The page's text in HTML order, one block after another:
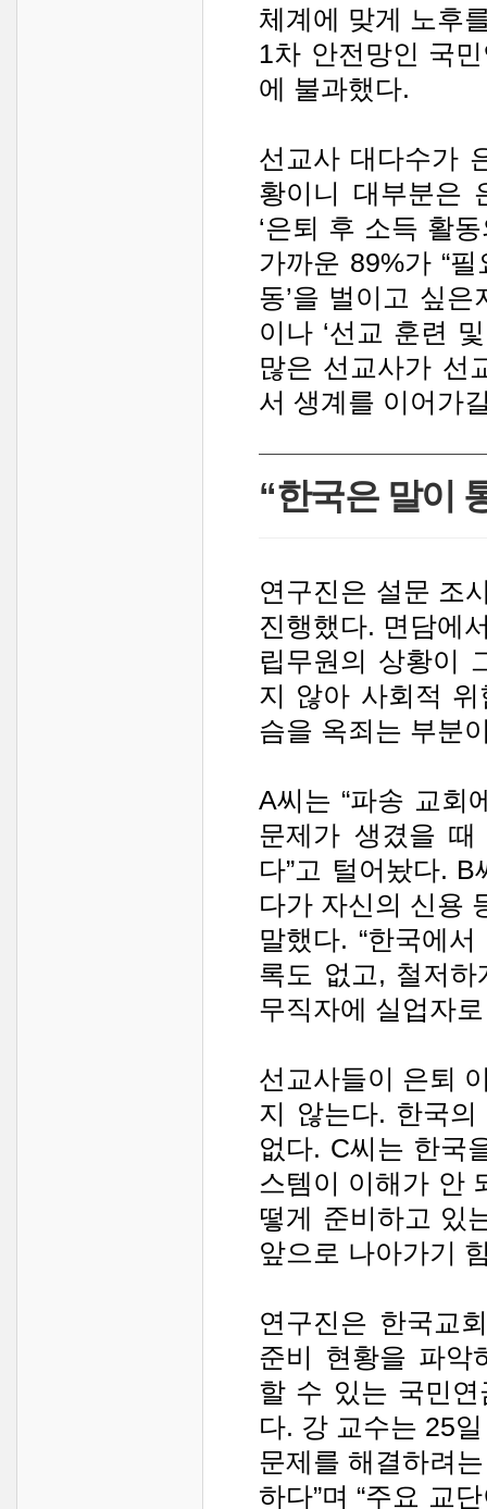
체계에 맞게 노후
1차 안전망인 국
에 불과했다.
선교사 대다수가
황이니 대부분은
‘은퇴 후 소득 활
가까운 89%가 “
동’을 벌이고 싶은
이나 ‘선교 훈련
많은 선교사가 선
서 생계를 이어가
“한국은 말이
연구진은 설문 조
진행했다. 면담에
립무원의 상황이
지 않아 사회적
슴을 옥죄는 부분
A씨는 “파송 교회
문제가 생겼을
다”고 털어놨다.
다가 자신의 신용
말했다. “한국에
록도 없고, 철저
무직자에 실업자
선교사들이 은퇴
지 않는다. 한국
없다. C씨는 한국
스템이 이해가 안
떻게 준비하고 있
앞으로 나아가기
연구진은 한국교
준비 현황을 파악
할 수 있는 국민
다. 강 교수는 25
문제를 해결하려
하다”며 “주요 교